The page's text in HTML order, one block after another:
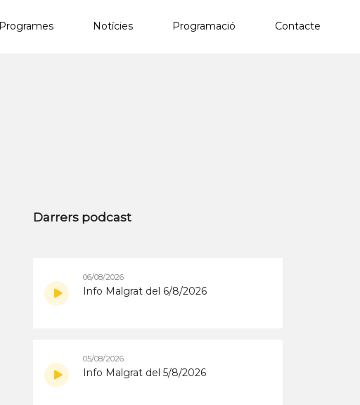
Programes Notícies Programació Contacte
Darrers podcast
06/08/2026
Info Malgrat del 6/8/2026
05/08/2026
Info Malgrat del 5/8/2026